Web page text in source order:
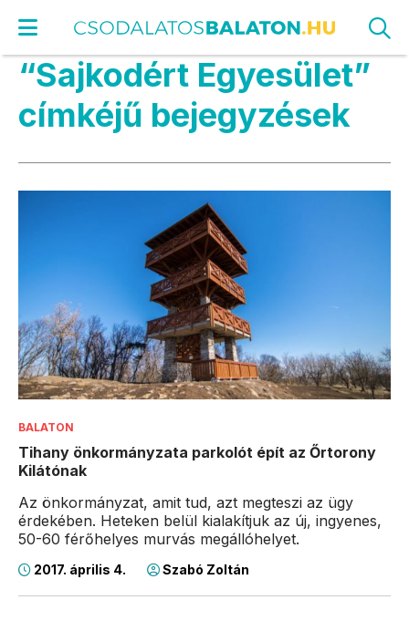
“Sajkodért Egyesület”
címkéjű bejegyzések
BALATON
Tihany önkormányzata parkolót épít az Őrtorony
Kilátónak
Az önkormányzat, amit tud, azt megteszi az ügy
érdekében. Heteken belül kialakítjuk az új, ingyenes,
50-60 férőhelyes murvás megállóhelyet.
2017. április 4. Szabó Zoltán